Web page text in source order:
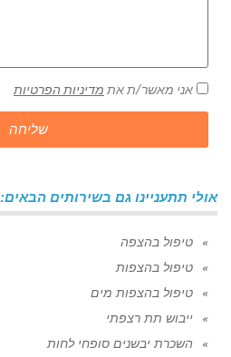
אני מאשר/ת את מדיניות הפרטיות
שליחה
אולי תתעניינו גם בשירותים הבאים:
טיפול בהצפה
טיפול בהצפות
טיפול בהצפות מים
ייבוש תת רצפתי
השכרת יבשנים סופחי לחות